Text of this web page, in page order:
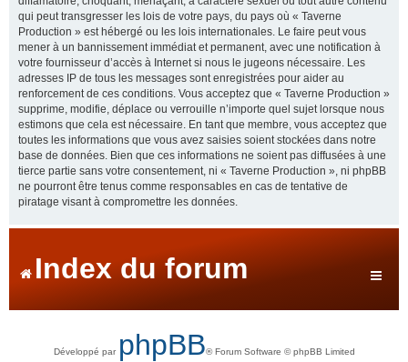
qui peut transgresser les lois de votre pays, du pays où « Taverne
Production » est hébergé ou les lois internationales. Le faire peut vous
mener à un bannissement immédiat et permanent, avec une notification à
votre fournisseur d’accès à Internet si nous le jugeons nécessaire. Les
adresses IP de tous les messages sont enregistrées pour aider au
renforcement de ces conditions. Vous acceptez que « Taverne Production »
supprime, modifie, déplace ou verrouille n’importe quel sujet lorsque nous
estimons que cela est nécessaire. En tant que membre, vous acceptez que
toutes les informations que vous avez saisies soient stockées dans notre
base de données. Bien que ces informations ne soient pas diffusées à une
tierce partie sans votre consentement, ni « Taverne Production », ni phpBB
ne pourront être tenus comme responsables en cas de tentative de
piratage visant à compromettre les données.
Index du forum
Développé par phpBB® Forum Software © phpBB Limited